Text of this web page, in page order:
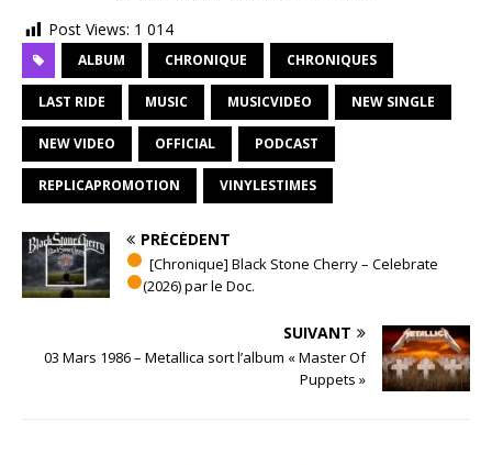
Post Views: 1 014
ALBUM CHRONIQUE CHRONIQUES
LAST RIDE MUSIC MUSICVIDEO NEW SINGLE
NEW VIDEO OFFICIAL PODCAST
REPLICAPROMOTION VINYLESTIMES
PRÉCÉDENT
[Chronique] Black Stone Cherry – Celebrate
(2026) par le Doc.
SUIVANT
03 Mars 1986 – Metallica sort l’album « Master Of
Puppets »